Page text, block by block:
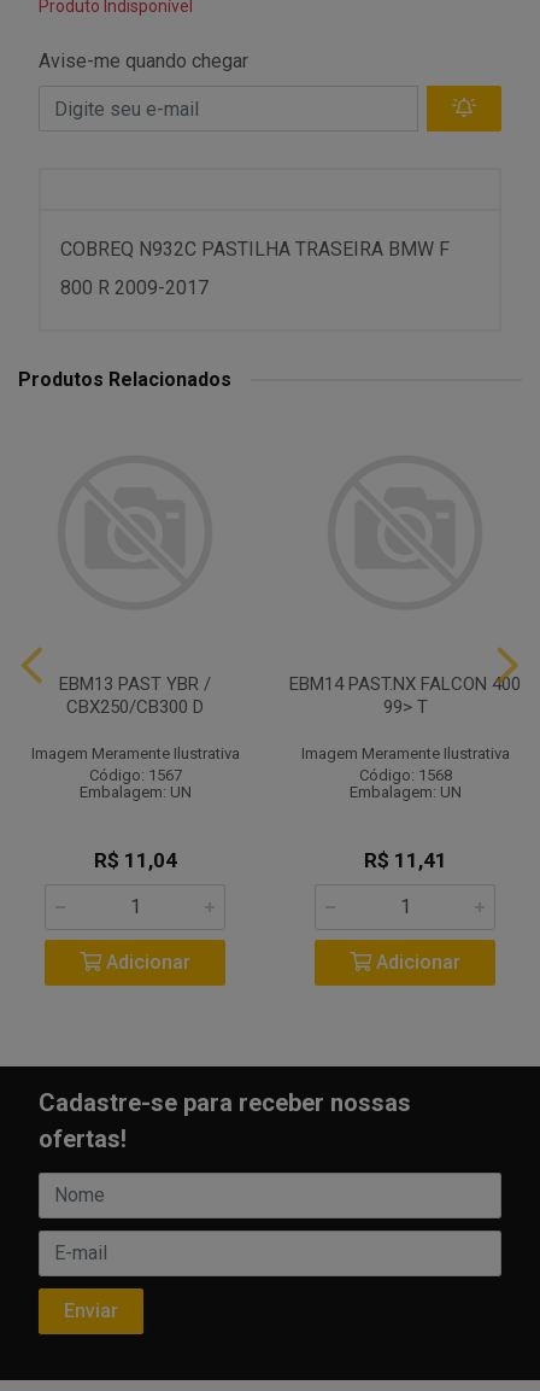
Produto Indisponível
Avise-me quando chegar
COBREQ N932C PASTILHA TRASEIRA BMW F
800 R 2009-2017
Produtos Relacionados
EBM13 PAST YBR /
CBX250/CB300 D
Imagem Meramente Ilustrativa
Código: 1567
Embalagem: UN
R$ 11,04
Adicionar
EBM14 PAST.NX FALCON 400
99> T
Imagem Meramente Ilustrativa
Código: 1568
Embalagem: UN
R$ 11,41
Adicionar
Cadastre-se para receber nossas
ofertas!